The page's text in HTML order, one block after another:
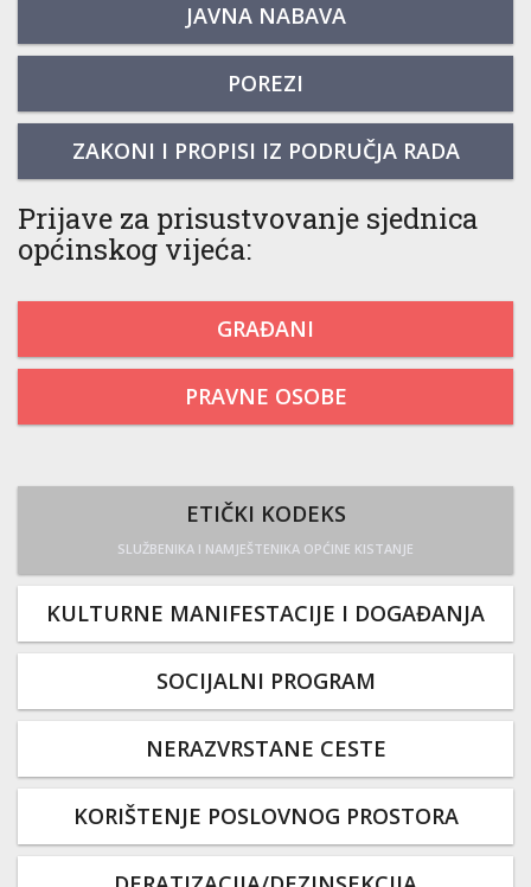
JAVNA NABAVA
POREZI
ZAKONI I PROPISI IZ PODRUČJA RADA
Prijave za prisustvovanje sjednica
općinskog vijeća:
GRAĐANI
PRAVNE OSOBE
ETIČKI KODEKS
SLUŽBENIKA I NAMJEŠTENIKA OPĆINE KISTANJE
KULTURNE MANIFESTACIJE I DOGAĐANJA
SOCIJALNI PROGRAM
NERAZVRSTANE CESTE
KORIŠTENJE POSLOVNOG PROSTORA